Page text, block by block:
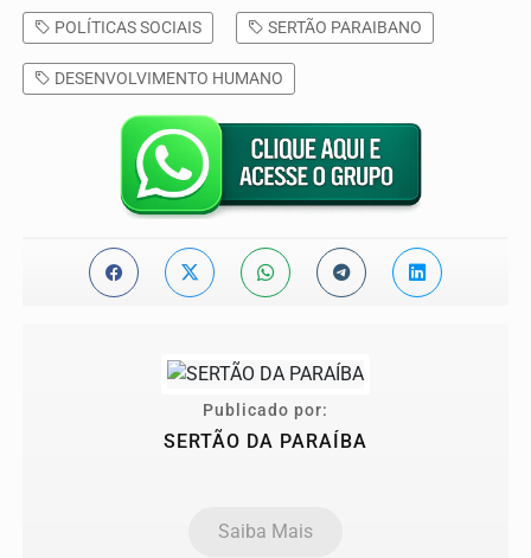
POLÍTICAS SOCIAIS SERTÃO PARAIBANO
DESENVOLVIMENTO HUMANO
Publicado por:
SERTÃO DA PARAÍBA
Saiba Mais